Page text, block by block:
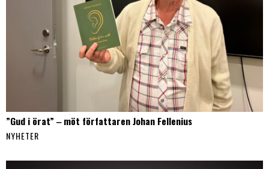
”Gud i örat” ‒ möt författaren Johan Fellenius
NYHETER